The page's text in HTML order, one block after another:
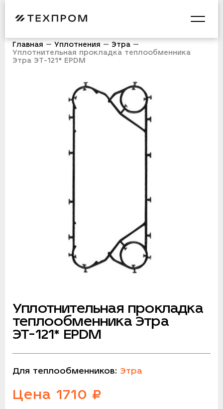
Главная Уплотнения
Этра
Уплотнительная прокладка теплообменника
Этра ЭТ-121* EPDM
Уплотнительная прокладка
теплообменника Этра
ЭТ-121* EPDM
Для теплообменников: Этра
Цена 1710 ₽